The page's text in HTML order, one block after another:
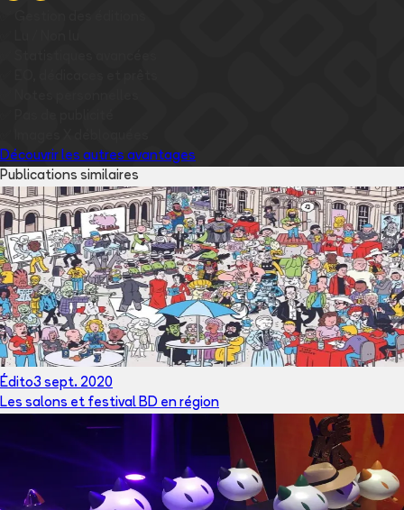
Découvrir les autres avantages
Publications similaires
Édito3 sept. 2020
Les salons et festival BD en région